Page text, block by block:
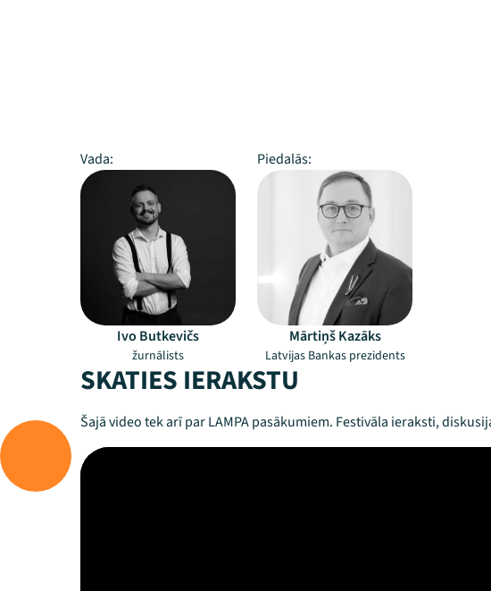
Vada:
Piedalās:
Ivo Butkevičs
žurnālists
Mārtiņš Kazāks
Latvijas Bankas prezidents
SKATIES IERAKSTU
Šajā video tek arī par LAMPA pasākumiem. Festivāla ieraksti,